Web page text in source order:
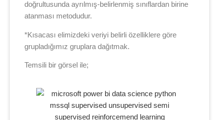
doğrultusunda ayrılmış-belirlenmiş sınıflardan birine
atanması metodudur.
*Kısacası elimizdeki veriyi belirli özelliklere göre
grupladığımız gruplara dağıtmak.
Temsili bir görsel ile;